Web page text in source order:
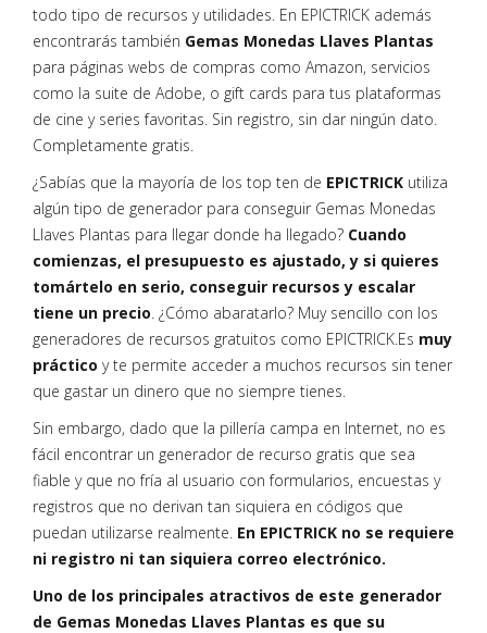
todo tipo de recursos y utilidades. En EPICTRICK además
encontrarás también Gemas Monedas Llaves Plantas
para páginas webs de compras como Amazon, servicios
como la suite de Adobe, o gift cards para tus plataformas
de cine y series favoritas. Sin registro, sin dar ningún dato.
Completamente gratis.
¿Sabías que la mayoría de los top ten de EPICTRICK utiliza
algún tipo de generador para conseguir Gemas Monedas
Llaves Plantas para llegar donde ha llegado? Cuando
comienzas, el presupuesto es ajustado, y si quieres
tomártelo en serio, conseguir recursos y escalar
tiene un precio. ¿Cómo abaratarlo? Muy sencillo con los
generadores de recursos gratuitos como EPICTRICK.Es muy
práctico y te permite acceder a muchos recursos sin tener
que gastar un dinero que no siempre tienes.
Sin embargo, dado que la pillería campa en Internet, no es
fácil encontrar un generador de recurso gratis que sea
fiable y que no fría al usuario con formularios, encuestas y
registros que no derivan tan siquiera en códigos que
puedan utilizarse realmente. En EPICTRICK no se requiere
ni registro ni tan siquiera correo electrónico.
Uno de los principales atractivos de este generador
de Gemas Monedas Llaves Plantas es que su